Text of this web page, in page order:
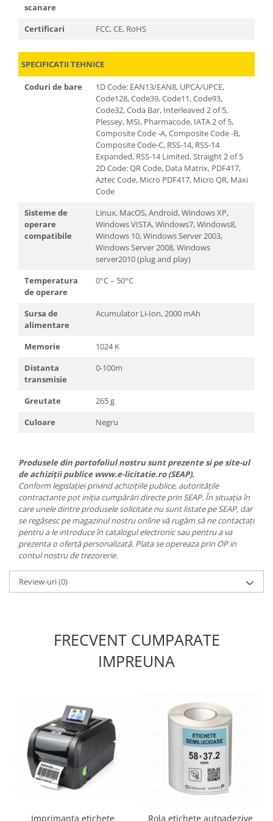
scanare
Certificari FCC, CE, RoHS
SPECIFICATII TEHNICE
Coduri de bare
1D Code: EAN13/EAN8, UPCA/UPCE,
Code128, Code39, Code11, Code93,
Code32, Coda Bar, Interleaved 2 of 5,
Plessey, MSI, Pharmacode, IATA 2 of 5,
Composite Code -A, Composite Code -B,
Composite Code-C, RSS-14, RSS-14
Expanded, RSS-14 Limited, Straight 2 of 5
2D Code: QR Code, Data Matrix, PDF417,
Aztec Code, Micro PDF417, Micro QR, Maxi
Code
Sisteme de
operare
compatibile
Linux, MacOS, Android, Windows XP,
Windows VISTA, Windows7, Windows8,
Windows 10, Windows Server 2003,
Windows Server 2008, Windows
server2010 (plug and play)
Temperatura
de operare
0°C – 50°C
Sursa de
alimentare
Acumulator Li-Ion, 2000 mAh
Memorie
1024 K
Distanta
transmisie
0-100m
Greutate
265 g
Culoare
Negru
Produsele din portofoliul nostru sunt prezente si pe site-ul
de achiziții publice www.e-licitatie.ro (SEAP).
Conform legislației privind achizițiile publice, autoritățile
contractante pot iniția cumpărări directe prin SEAP. În situația în
care unele dintre produsele solicitate nu sunt listate pe SEAP, dar
se regăsesc pe magazinul nostru online vă rugăm să ne contactați
pentru a le introduce în catalogul electronic sau pentru a va
prezenta o ofertă personalizată. Plata se opereaza prin OP in
contul nostru de trezorerie.
Review-uri(0)
FRECVENT CUMPARATE
IMPREUNA
Imprimanta etichete
Rola etichete autoadezive